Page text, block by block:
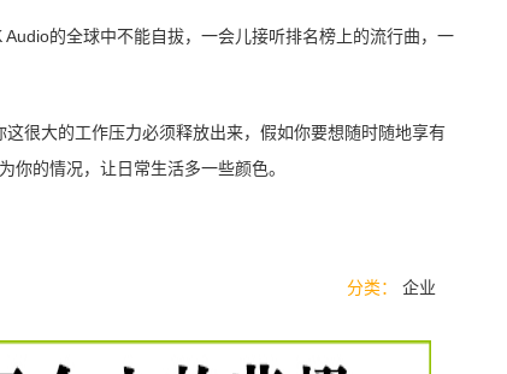
的全球中不能自拔，一会儿接听排名榜上的流行曲，一
很大的工作压力必须释放出来，假如你要想随时随地享有
你的情况，让日常生活多一些颜色。
分类： 企业